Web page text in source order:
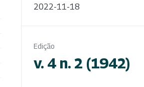
2022-11-18
Edição
v. 4 n. 2 (1942)